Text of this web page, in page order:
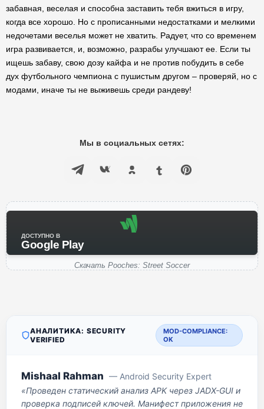
забавная, веселая и способна заставить тебя вжиться в игру,
когда все хорошо. Но с прописанными недостатками и мелкими
недочетами веселья может не хватить. Радует, что со временем
игра развивается, и, возможно, разрабы улучшают ее. Если ты
ищешь забаву, свою дозу кайфа и не против побудить в себе
дух футбольного чемпиона с пушистым другом – проверяй, но с
модами, иначе ты не выживешь среди рандеву!
Мы в социальных сетях:
ДОСТУПНО В
Google Play
Скачать Pooches: Street Soccer
АНАЛИТИКА: SECURITY
VERIFIED
MOD-COMPLIANCE:
OK
Mishaal Rahman — Android Security Expert
«Проведен статический анализ APK через JADX-GUI и
проверка подписей ключей. Манифест приложения не